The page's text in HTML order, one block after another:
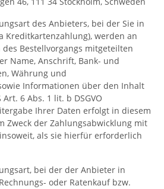
des Anbieters, bei der Sie in
Kreditkartenzahlung), werden an
Bestellvorgangs mitgeteilten
Name, Anschrift, Bank- und
Währung und
Informationen über den Inhalt
6 Abs. 1 lit. b DSGVO
Ihrer Daten erfolgt in diesem
Zweck der Zahlungsabwicklung mit
als sie hierfür erforderlich
bei der der Anbieter in
oder Ratenkauf bzw.